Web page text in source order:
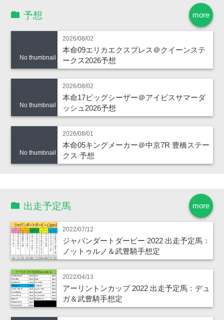
more
予想
No thumbnail
2026/08/02
本命09エリカエクスプレス＠クイーンステ
ークス2026予想
No thumbnail
2026/08/02
本命17ビッグシーザー＠アイビスサマーダ
ッシュ2026予想
No thumbnail
2026/08/01
本命05キングメーカー＠中京7R 豊橋ステー
クス 予想
more
出走予定馬
2022/07/12
ジャパンダートダービー 2022 出走予定馬：
ノットゥルノ＆武豊騎手想定
2022/04/13
アーリントンカップ 2022 出走予定馬：デュ
ガ＆武豊騎手想定